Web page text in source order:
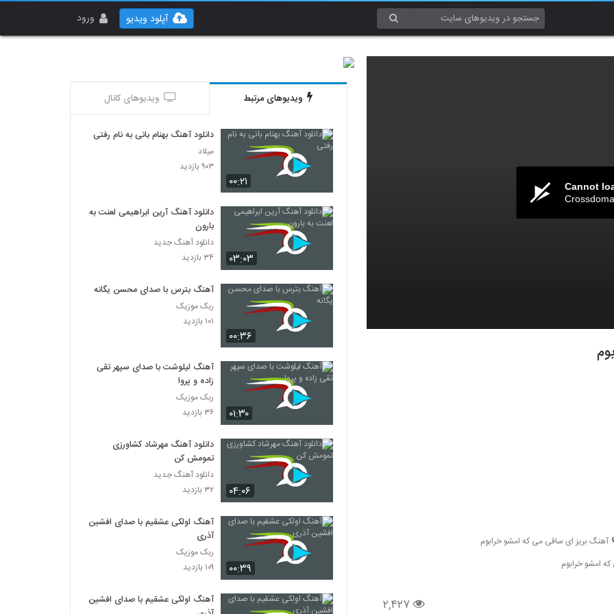
ورود آپلود ویدیو
Cannot
آهنگ بریز ای ساقی می که امشو خرابوم
امشو خرابوم
۲,۴۲۷
ویدیوهای مرتبط ویدیوهای کانال
۰۰:۲۱
دانلود آهنگ بهنام بانی به نام رفتی
میلاد
۹۰۳ بازدید
۰۳:۰۳
دانلود آهنگ آرین ابراهیمی لعنت به
بارون
دانلود آهنگ جدید
۳۴ بازدید
۰۰:۳۶
آهنگ بترس با صدای محسن یگانه
ربک موزیک
۱۰۱ بازدید
۰۱:۳۰
آهنگ لیلوشت با صدای سپهر تقی
زاده و پروا
ربک موزیک
۳۶ بازدید
۰۴:۰۶
دانلود آهنگ مهرشاد کشاورزی
تمومش کن
دانلود آهنگ جدید
۳۲ بازدید
۰۰:۳۹
آهنگ اولکی عشقیم با صدای افشین
آذری
ربک موزیک
۱۰۹ بازدید
آهنگ اولکی عشقیم با صدای افشین